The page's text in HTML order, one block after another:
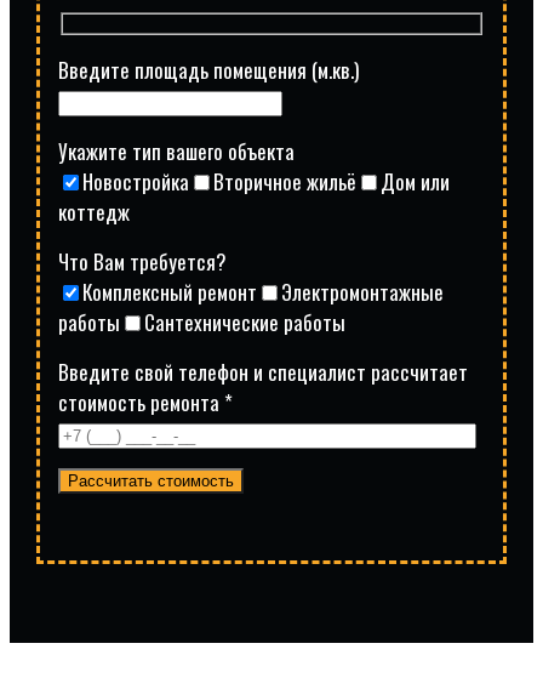
Введите площадь помещения (м.кв.)
Укажите тип вашего объекта
Новостройка
Вторичное жильё
Дом или
коттедж
Что Вам требуется?
Комплексный ремонт
Электромонтажные
работы
Сантехнические работы
Введите свой телефон и специалист рассчитает
стоимость ремонта *